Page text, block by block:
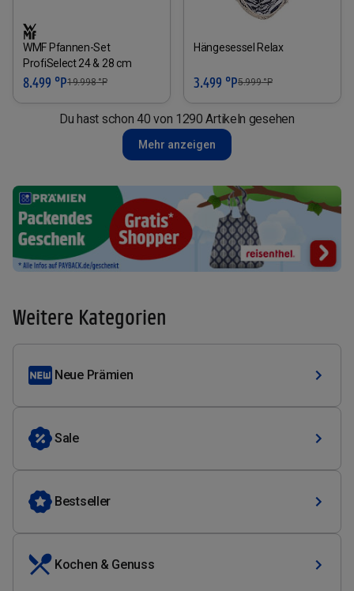
WMF Pfannen-Set
ProfiSelect 24 & 28 cm
8.499 °P19.998°P
Hängesessel Relax
3.499 °P5.999°P
Du hast schon 40 von 1290 Artikeln gesehen
Mehr anzeigen
Weitere Kategorien
Neue Prämien
Sale
Bestseller
Kochen & Genuss